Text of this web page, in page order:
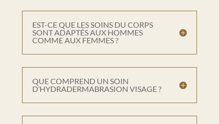
EST-CE QUE LES SOINS DU CORPS
SONT ADAPTÉS AUX HOMMES
COMME AUX FEMMES ?
QUE COMPREND UN SOIN
D’HYDRADERMABRASION VISAGE ?